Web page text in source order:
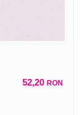
52,20 RON